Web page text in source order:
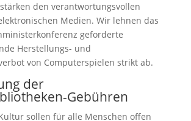
den verantwortungsvollen
Medien. Wir lehnen das
geforderte
Herstellungs- und
von Computerspielen strikt ab.
der
Gebühren
sollen für alle Menschen offen